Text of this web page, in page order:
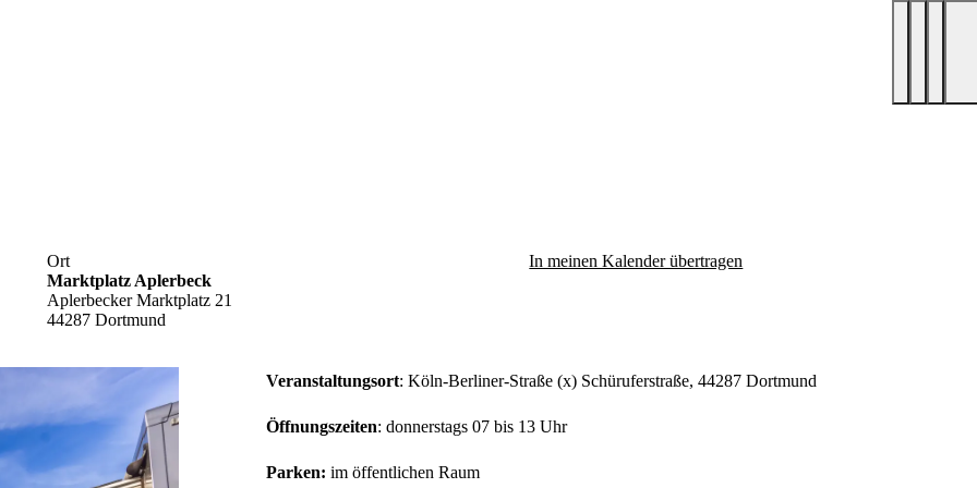
Ort
Marktplatz Aplerbeck
Aplerbecker Marktplatz 21
44287 Dortmund
In meinen Kalender übertragen
Veranstaltungsort: Köln-Berliner-Straße (x) Schüruferstraße, 44287 Dortmund
Öffnungszeiten: donnerstags 07 bis 13 Uhr
Parken: im öffentlichen Raum